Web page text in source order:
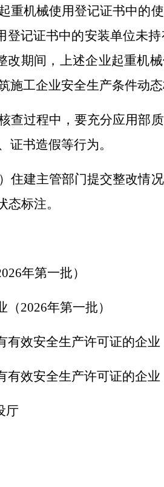
重机械使用登记证书中的
登记证书中的安装单位未
期间，上述企业起重机
工企业安全生产条件动态
查过程中，要充分应用部
证书造假等行为。
住建主管部门提交整改情
标注。
年第一批）
（2026年第一批）
有效安全生产许可证的企业
有效安全生产许可证的企业
厅